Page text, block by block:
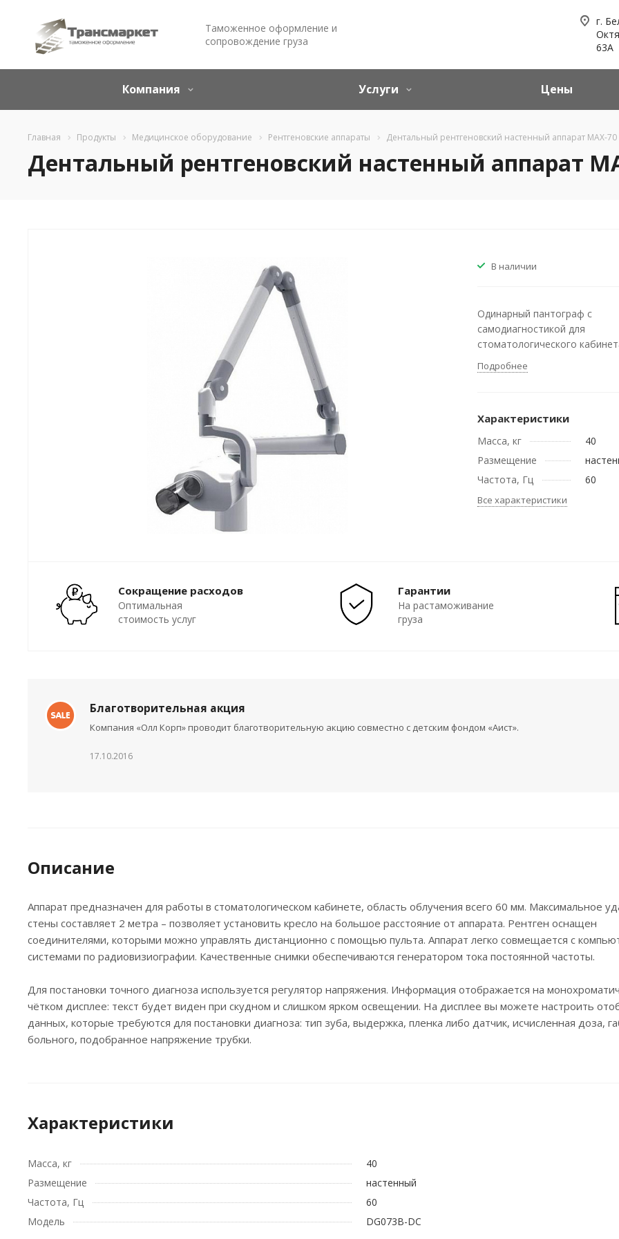
Таможенное оформление и
сопровождение груза
г.
63А
Компания Услуги Цены
Главная Продукты Медицинское оборудование Рентгеновские аппараты Дентальный рентгеновский настенный аппарат MAX-70
Дентальный рентгеновский настенный аппарат
В наличии
Одинарный пантограф с
самодиагностикой для
стоматологического
Подробнее
Характеристики
Масса, кг
40
Размещение
Частота, Гц
60
Все характеристики
Сокращение расходов
Оптимальная
стоимость услуг
Гарантии
На растаможивание
груза
Благотворительная акция
Компания «Олл Корп» проводит благотворительную акцию cовместно с детским фондом «Аист».
17.10.2016
Описание
Аппарат предназначен для работы в стоматологическом кабинете, область облучения всего 60 мм. Максимальное
стены составляет 2 метра – позволяет установить кресло на большое расстояние от аппарата. Рентген оснащен
соединителями, которыми можно управлять дистанционно с помощью пульта. Аппарат легко совмещается с
системами по радиовизиографии. Качественные снимки обеспечиваются генератором тока постоянной частоты.
Для постановки точного диагноза используется регулятор напряжения. Информация отображается на
чётком дисплее: текст будет виден при скудном и слишком ярком освещении. На дисплее вы можете настроить
данных, которые требуются для постановки диагноза: тип зуба, выдержка, пленка либо датчик, исчисленная доза,
больного, подобранное напряжение трубки.
Характеристики
Масса, кг
40
Размещение
настенный
Частота, Гц
60
Модель
DG073B-DC